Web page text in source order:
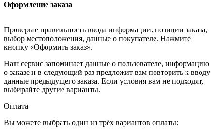
Оформление заказа
Проверьте правильность ввода информации: позиции заказа,
выбор местоположения, данные о покупателе. Нажмите
кнопку «Оформить заказ».
Наш сервис запоминает данные о пользователе, информацию
о заказе и в следующий раз предложит вам повторить к вводу
данные предыдущего заказа. Если условия вам не подходят,
выбирайте другие варианты.
Оплата
Вы можете выбрать один из трёх вариантов оплаты: